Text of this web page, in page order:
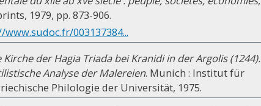
1979, pp. 873-906.
www.sudoc.fr/003137384...
Kirche der Hagia Triada bei Kranidi in der Argolis (1244).
Analyse der Malereien. Munich : Institut für
Philologie der Universität, 1975.